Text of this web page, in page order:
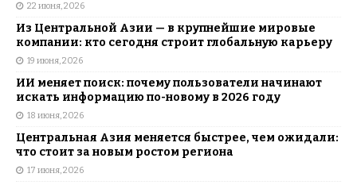
22 июня, 2026
Из Центральной Азии — в крупнейшие мировые
компании: кто сегодня строит глобальную карьеру
19 июня, 2026
ИИ меняет поиск: почему пользователи начинают
искать информацию по-новому в 2026 году
18 июня, 2026
Центральная Азия меняется быстрее, чем ожидали:
что стоит за новым ростом региона
17 июня, 2026